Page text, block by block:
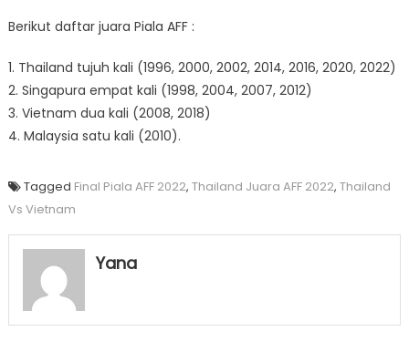
Berikut daftar juara Piala AFF :
1. Thailand tujuh kali (1996, 2000, 2002, 2014, 2016, 2020, 2022)
2. Singapura empat kali (1998, 2004, 2007, 2012)
3. Vietnam dua kali (2008, 2018)
4. Malaysia satu kali (2010).
Tagged Final Piala AFF 2022, Thailand Juara AFF 2022, Thailand
Vs Vietnam
Yana